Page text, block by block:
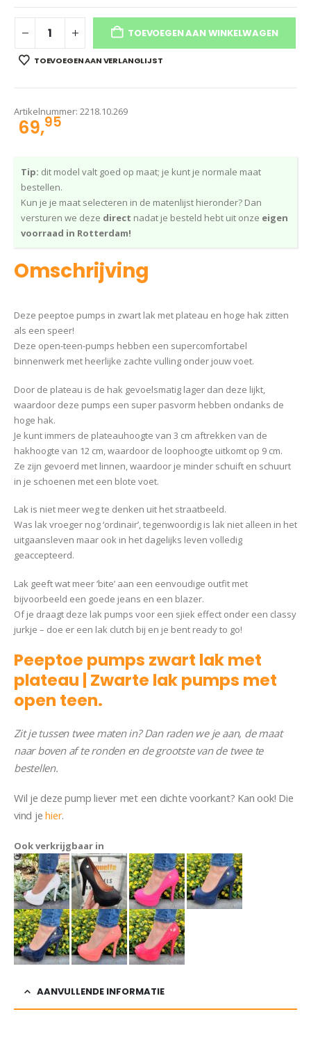
TOEVOEGEN AAN WINKELWAGEN
TOEVOEGEN AAN VERLANGLIJST
Artikelnummer: 2218.10.269
69,95
Tip: dit model valt goed op maat; je kunt je normale maat
bestellen.
Kun je je maat selecteren in de matenlijst hieronder? Dan
versturen we deze direct nadat je besteld hebt uit onze eigen
voorraad in Rotterdam!
Omschrijving
Deze peeptoe pumps in zwart lak met plateau en hoge hak zitten
als een speer!
Deze open-teen-pumps hebben een supercomfortabel
binnenwerk met heerlijke zachte vulling onder jouw voet.
Door de plateau is de hak gevoelsmatig lager dan deze lijkt,
waardoor deze pumps een super pasvorm hebben ondanks de
hoge hak.
Je kunt immers de plateauhoogte van 3 cm aftrekken van de
hakhoogte van 12 cm, waardoor de loophoogte uitkomt op 9 cm.
Ze zijn gevoerd met linnen, waardoor je minder schuift en schuurt
in je schoenen met een blote voet.
Lak is niet meer weg te denken uit het straatbeeld.
Was lak vroeger nog ‘ordinair’, tegenwoordig is lak niet alleen in het
uitgaansleven maar ook in het dagelijks leven volledig
geaccepteerd.
Lak geeft wat meer ‘bite’ aan een eenvoudige outfit met
bijvoorbeeld een goede jeans en een blazer.
Of je draagt deze lak pumps voor een sjiek effect onder een classy
jurkje – doe er een lak clutch bij en je bent ready to go!
Peeptoe pumps zwart lak met
plateau | Zwarte lak pumps met
open teen.
Zit je tussen twee maten in? Dan raden we je aan, de maat
naar boven af te ronden en de grootste van de twee te
bestellen.
Wil je deze pump liever met een dichte voorkant? Kan ook! Die
vind jehier.
Ook verkrijgbaar in
AANVULLENDE INFORMATIE